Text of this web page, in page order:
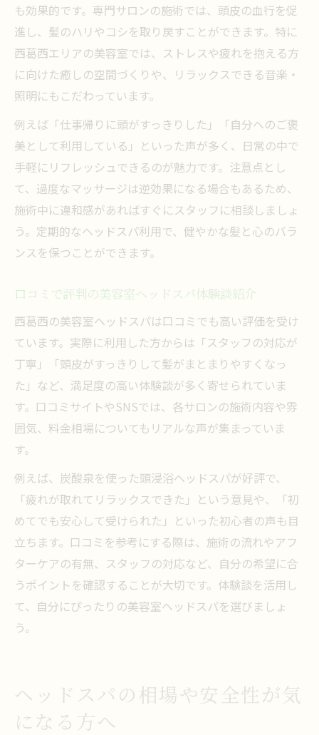
も効果的です。専門サロンの施術では、頭皮の血行を促
進し、髪のハリやコシを取り戻すことができます。特に
西葛西エリアの美容室では、ストレスや疲れを抱える方
に向けた癒しの空間づくりや、リラックスできる音楽・
照明にもこだわっています。
例えば「仕事帰りに頭がすっきりした」「自分へのご褒
美として利用している」といった声が多く、日常の中で
手軽にリフレッシュできるのが魅力です。注意点とし
て、過度なマッサージは逆効果になる場合もあるため、
施術中に違和感があればすぐにスタッフに相談しましょ
う。定期的なヘッドスパ利用で、健やかな髪と心のバラ
ンスを保つことができます。
口コミで評判の美容室ヘッドスパ体験談紹介
西葛西の美容室ヘッドスパは口コミでも高い評価を受け
ています。実際に利用した方からは「スタッフの対応が
丁寧」「頭皮がすっきりして髪がまとまりやすくなっ
た」など、満足度の高い体験談が多く寄せられていま
す。口コミサイトやSNSでは、各サロンの施術内容や雰
囲気、料金相場についてもリアルな声が集まっていま
す。
例えば、炭酸泉を使った頭浸浴ヘッドスパが好評で、
「疲れが取れてリラックスできた」という意見や、「初
めてでも安心して受けられた」といった初心者の声も目
立ちます。口コミを参考にする際は、施術の流れやアフ
ターケアの有無、スタッフの対応など、自分の希望に合
うポイントを確認することが大切です。体験談を活用し
て、自分にぴったりの美容室ヘッドスパを選びましょ
う。
ヘッドスパの相場や安全性が気
になる方へ